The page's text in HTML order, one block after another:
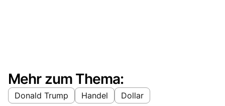
Mehr zum Thema:
Donald Trump Handel Dollar